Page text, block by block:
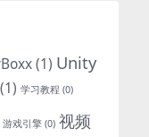
(1) Unity
(1) 学习教程 (0)
游戏引擎 (0) 视频